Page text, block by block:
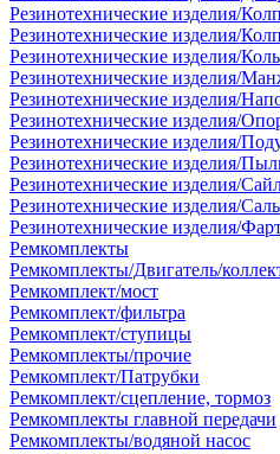
Резинотехнические изделия/
Резинотехнические изделия/
Резинотехнические изделия/
Резинотехнические изделия/
Резинотехнические изделия/
Резинотехнические изделия/
Резинотехнические изделия/
Резинотехнические изделия/
Резинотехнические изделия/
Резинотехнические изделия/
Резинотехнические изделия/
Ремкомплекты
Ремкомплекты/Двигатель/
Ремкомплект/мост
Ремкомплект/фильтра
Ремкомплект/ступицы
Ремкомплекты/прочие
Ремкомплект/Патрубки
Ремкомплект/сцепление, тормоз
Ремкомплекты главной передачи
Ремкомплекты/водяной насос